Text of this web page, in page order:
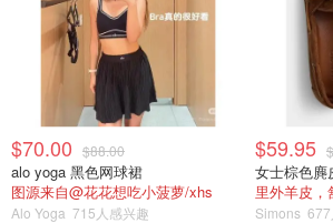
$70.00 $88.00
alo yoga 黑色网球裙
图源来自@花花想吃小菠萝/xhs
Alo Yoga 715人感兴趣
$59.95
女士棕色麂
里外羊皮，
Simons 677